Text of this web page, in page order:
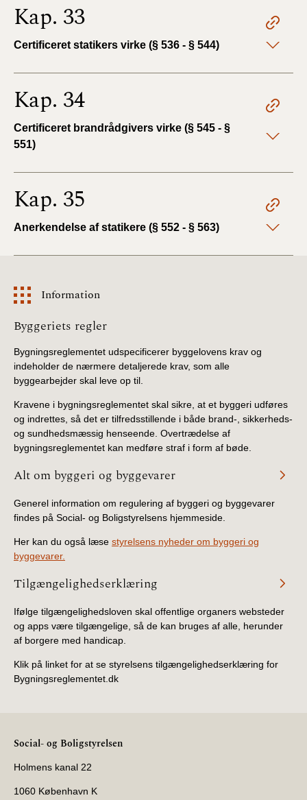
Kap. 33
Certificeret statikers virke (§ 536 - § 544)
Kap. 34
Certificeret brandrådgivers virke (§ 545 - §
551)
Kap. 35
Anerkendelse af statikere (§ 552 - § 563)
Information
Information
Byggeriets regler
Bygningsreglementet udspecificerer byggelovens krav og
indeholder de nærmere detaljerede krav, som alle
byggearbejder skal leve op til.
Kravene i bygningsreglementet skal sikre, at et byggeri udføres
og indrettes, så det er tilfredsstillende i både brand-, sikkerheds-
og sundhedsmæssig henseende. Overtrædelse af
bygningsreglementet kan medføre straf i form af bøde.
Alt om byggeri og byggevarer
Generel information om regulering af byggeri og byggevarer
findes på Social- og Boligstyrelsens hjemmeside.
Her kan du også læse styrelsens nyheder om byggeri og
byggevarer.
Tilgængelighedserklæring
Ifølge tilgængelighedsloven skal offentlige organers websteder
og apps være tilgængelige, så de kan bruges af alle, herunder
af borgere med handicap.
Klik på linket for at se styrelsens tilgængelighedserklæring for
Bygningsreglementet.dk
Social- og Boligstyrelsen
Holmens kanal 22
1060 København K